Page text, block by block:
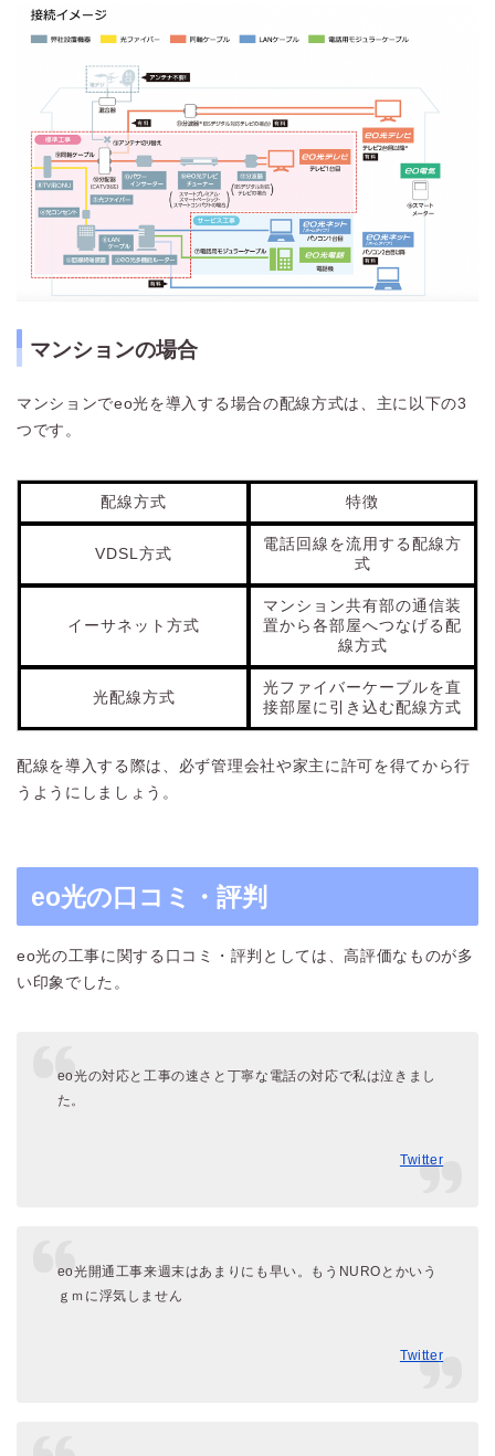
マンションの場合
マンションでeo光を導入する場合の配線方式は、主に以下の3
つです。
配線方式 特徴
VDSL方式
電話回線を流用する配線方
式
イーサネット方式
マンション共有部の通信装
置から各部屋へつなげる配
線方式
光配線方式
光ファイバーケーブルを直
接部屋に引き込む配線方式
配線を導入する際は、必ず管理会社や家主に許可を得てから行
うようにしましょう。
eo光の口コミ・評判
eo光の工事に関する口コミ・評判としては、高評価なものが多
い印象でした。
eo光の対応と工事の速さと丁寧な電話の対応で私は泣きまし
た。
Twitter
eo光開通工事来週末はあまりにも早い。もうNUROとかいう
ｇｍに浮気しません
Twitter